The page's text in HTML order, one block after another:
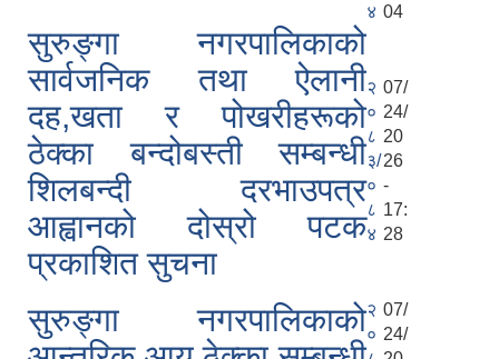
४ 04
सुरुङ्गा नगरपालिकाको
सार्वजनिक तथा ऐलानी
दह,खता र पोखरीहरूको
ठेक्का बन्दोबस्ती सम्बन्धी
शिलबन्दी दरभाउपत्र
आह्वानको दोस्रो पटक
प्रकाशित सुचना
२
०
८
३/
०
८
४
07/
24/
20
26
-
17:
28
सुरुङ्गा नगरपालिकाको२
०
07/
24/